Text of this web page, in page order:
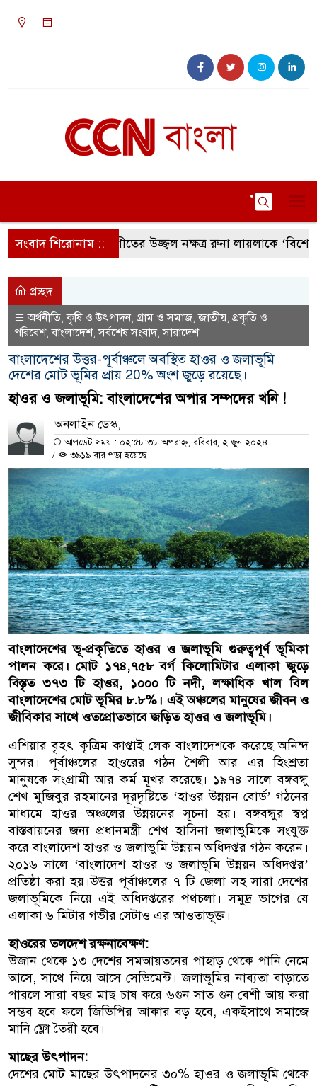
সংবাদ শিরোনাম ::সংগীতের উজ্জ্বল নক্ষত্র রুনা লায়লাকে ‘বিশেষ
প্রচ্ছদ
অর্থনীতি,কৃষি ও উৎপাদন, গ্রাম ও সমাজ,জাতীয়, প্রকৃতি ও
পরিবেশ,বাংলাদেশ,সর্বশেষ সংবাদ,সারাদেশ
বাংলাদেশের উত্তর-পূর্বাঞ্চলে অবস্থিত হাওর ও জলাভূমি
দেশের মোট ভূমির প্রায় 20% অংশ জুড়ে রয়েছে।
হাওর ও জলাভূমি: বাংলাদেশের অপার সম্পদের খনি !
অনলাইন ডেস্ক,
আপডেট সময় : ০২:৫৮:৩৮ অপরাহ্ন, রবিবার, ২ জুন ২০২৪
/
৩৯১৯ বার পড়া হয়েছে
বাংলাদেশের ভূ-প্রকৃতিতে হাওর ও জলাভূমি গুরুত্বপূর্ণ ভূমিকা
পালন করে। মোট ১৭৪,৭৫৮ বর্গ কিলোমিটার এলাকা জুড়ে
বিস্তৃত ৩৭৩ টি হাওর, ১০০০ টি নদী, লক্ষাধিক খাল বিল
বাংলাদেশের মোট ভূমির ৮.৮%। এই অঞ্চলের মানুষের জীবন ও
জীবিকার সাথে ওতপ্রোতভাবে জড়িত হাওর ও জলাভূমি।
এশিয়ার বৃহৎ কৃত্রিম কাপ্তাই লেক বাংলাদেশকে করেছে অনিন্দ
সুন্দর। পূর্বাঞ্চলের হা্ওরের গঠন শৈলী আর এর হিংশ্রতা
মানুষকে সংগ্রামী আর কর্ম মূখর করেছে। ১৯৭৪ সালে বঙ্গবন্ধু
শেখ মুজিবুর রহমানের দূরদৃষ্টিতে ‘হাওর উন্নয়ন বোর্ড’ গঠনের
মাধ্যমে হাওর অঞ্চলের উন্নয়নের সূচনা হয়। বঙ্গবন্ধুর স্বপ্ন
বাস্তবায়নের জন্য প্রধানমন্ত্রী শেখ হাসিনা জলাভুমিকে সংযুক্ত
করে বাংলাদেশ হাওর ও জলাভুমি উন্নয়ন অধিদপ্তর গঠন করেন।
২০১৬ সালে ‘বাংলাদেশ হাওর ও জলাভূমি উন্নয়ন অধিদপ্তর’
প্রতিষ্ঠা করা হয়।উত্তর পূর্বাঞ্চলের ৭ টি জেলা সহ সারা দেশের
জলাভূমিকে নিয়ে এই অধিদপ্তরের পথচলা। সমুদ্র ভাগের যে
এলাকা ৬ মিটার গভীর সেটাও এর আওতাভূক্ত।
হাওরের তলদেশ রক্ষনাবেক্ষণ:
উজান থেকে ১৩ দেশের সমআয়তনের পাহাড় থেকে পানি নেমে
আসে, সাথে নিয়ে আসে সেডিমেন্ট। জলাভূমির নাব্যতা বাড়াতে
পারলে সারা বছর মাছ চাষ করে ৬গুন সাত গুন বেশী আয় করা
সম্ভব হবে ফলে জিডিপির আকার বড় হবে, একইসাথে সমাজে
মানি ফ্লো তৈরী হবে।
মাছের উৎপাদন:
দেশের মোট মাছের উৎপাদনের ৩০% হাওর ও জলাভূমি থেকে